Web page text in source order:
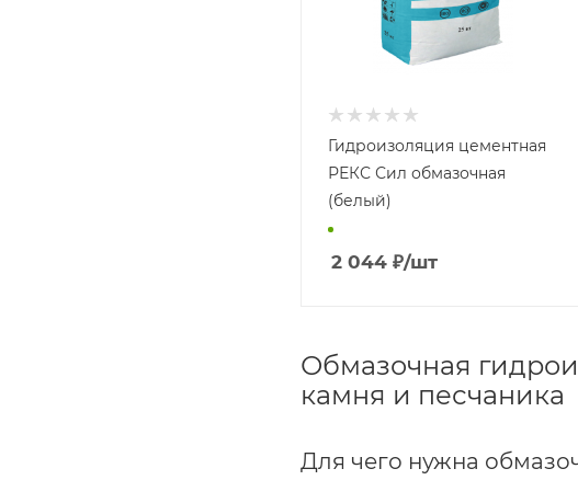
Гидроизоляция цементная
РЕКС Сил обмазочная
(белый)
2 044 ₽/шт
Обмазочная
камня и песчаника
Для чего нужна